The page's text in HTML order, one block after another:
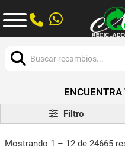
Filtro
Mostrando 1 – 12 de 24665